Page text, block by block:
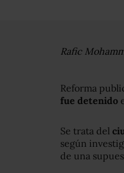
Rafic
Reforma
fue detenido
Se trata del
según
de una